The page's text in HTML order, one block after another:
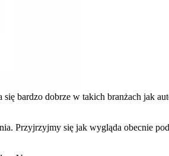
bardzo dobrze w takich branżach jak
Przyjrzyjmy się jak wygląda obecnie